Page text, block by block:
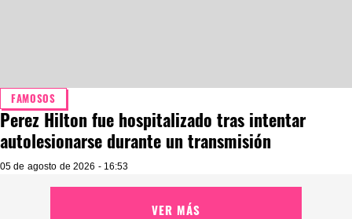
FAMOSOS
Perez Hilton fue hospitalizado tras intentar
autolesionarse durante un transmisión
05 de agosto de 2026 - 16:53
VER MÁS